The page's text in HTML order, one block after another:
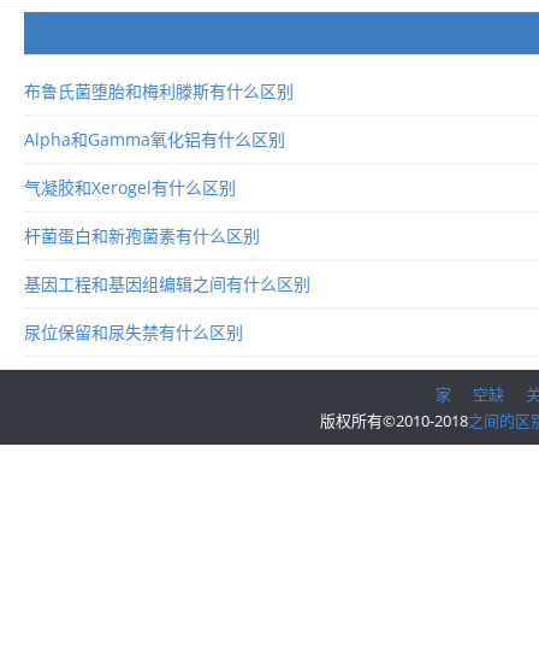
布鲁氏菌堕胎和梅利滕斯有什么区别
Alpha和Gamma氧化铝有什么区别
气凝胶和Xerogel有什么区别
杆菌蛋白和新孢菌素有什么区别
基因工程和基因组编辑之间有什么区别
尿位保留和尿失禁有什么区别
家 空缺
版权所有©2010-2018之间的区